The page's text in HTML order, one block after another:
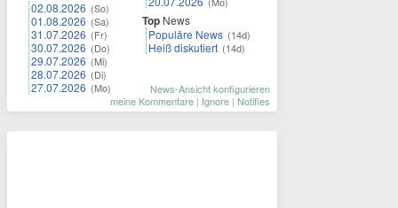
02.08.2026 (So)
01.08.2026 (Sa)
31.07.2026 (Fr)
30.07.2026 (Do)
29.07.2026 (Mi)
28.07.2026 (Di)
27.07.2026 (Mo)
Top News
Populäre News (14d)
Heiß diskutiert (14d)
News-Ansicht konfigurieren
meine Kommentare | Ignore | Notifies